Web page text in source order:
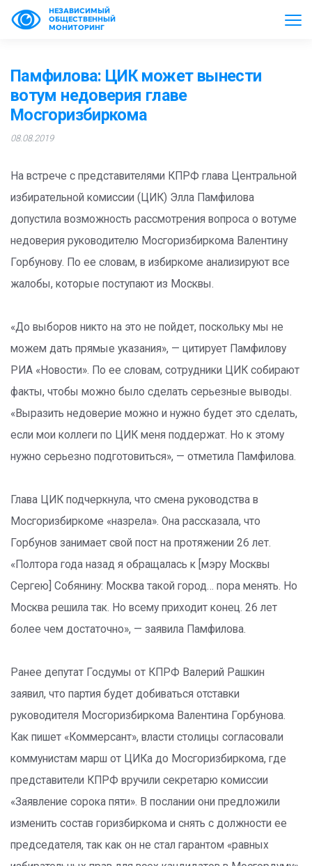
НЕЗАВИСИМЫЙ
ОБЩЕСТВЕННЫЙ
МОНИТОРИНГ
Памфилова: ЦИК может вынести
вотум недоверия главе
Мосгоризбиркома
08.08.2019
На встрече с представителями КПРФ глава Центральной
избирательной комиссии (ЦИК) Элла Памфилова
допустила возможность рассмотрения вопроса о вотуме
недоверия руководителю Мосгоризбиркома Валентину
Горбунову. По ее словам, в избиркоме анализируют все
жалобы, которые поступают из Москвы.
«До выборов никто на это не пойдет, поскольку мы не
можем дать прямые указания», — цитирует Памфилову
РИА «Новости». По ее словам, сотрудники ЦИК собирают
факты, чтобы можно было сделать серьезные выводы.
«Выразить недоверие можно и нужно будет это сделать,
если мои коллеги по ЦИК меня поддержат. Но к этому
нужно серьезно подготовиться», — отметила Памфилова.
Глава ЦИК подчеркнула, что смена руководства в
Мосгоризбиркоме «назрела». Она рассказала, что
Горбунов занимает свой пост на протяжении 26 лет.
«Полтора года назад я обращалась к [мэру Москвы
Сергею] Собянину: Москва такой город… пора менять. Но
Москва решила так. Но всему приходит конец. 26 лет
более чем достаточно», — заявила Памфилова.
Ранее депутат Госдумы от КПРФ Валерий Рашкин
заявил, что партия будет добиваться отставки
руководителя Мосгоризбиркома Валентина Горбунова.
Как пишет «Коммерсант», власти столицы согласовали
коммунистам марш от ЦИКа до Мосгоризбиркома, где
представители КПРФ вручили секретарю комиссии
«Заявление сорока пяти». В послании они предложили
изменить состав горизбиркома и снять с должности ее
председателя, так как он не стал гарантом «равных